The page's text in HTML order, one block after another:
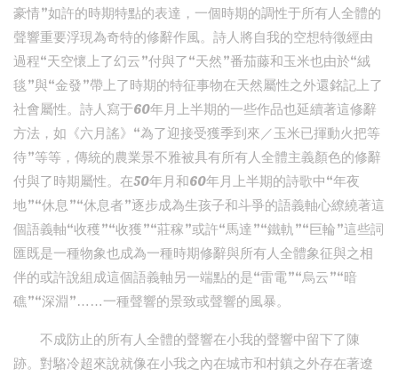
豪情”如許的時期特點的表達，一個時期的調性于所有人全體的
聲響重要浮現為奇特的修辭作風。詩人將自我的空想特徵經由
過程“天空懷上了幻云”付與了“天然”番茄藤和玉米也由於“絨
毯”與“金發”帶上了時期的特征事物在天然屬性之外還銘記上了
社會屬性。詩人寫于60年月上半期的一些作品也延續著這修辭
方法，如《六月謠》“為了迎接受獲季到來／玉米已揮動火把等
待”等等，傳統的農業景不雅被具有所有人全體主義顏色的修辭
付與了時期屬性。在50年月和60年月上半期的詩歌中“年夜
地”“休息”“休息者”逐步成為生孩子和斗爭的語義軸心繚繞著這
個語義軸“收穫”“收獲”“莊稼”或許“馬達”“鐵軌”“巨輪”這些詞
匯既是一種物象也成為一種時期修辭與所有人全體象征與之相
伴的或許說組成這個語義軸另一端點的是“雷電”“烏云”“暗
礁”“深淵”……一種聲響的景致或聲響的風暴。
不成防止的所有人全體的聲響在小我的聲響中留下了陳
跡。對駱冷超來說就像在小我之內在城市和村鎮之外存在著遼